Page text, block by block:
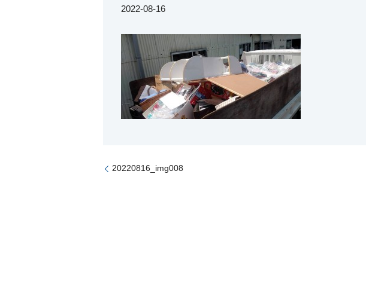
2022-08-16
20220816_img008